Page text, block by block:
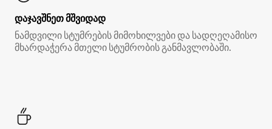
დაჯავშნეთ მშვიდად
ნამდვილი სტუმრების მიმოხილვები და სადღეღამისო
მხარდაჭერა მთელი სტუმრობის განმავლობაში.